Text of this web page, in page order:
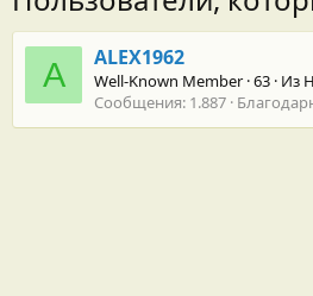
A ALEX1962
Well-Known Member ·63 · Из
Сообщения 1.887